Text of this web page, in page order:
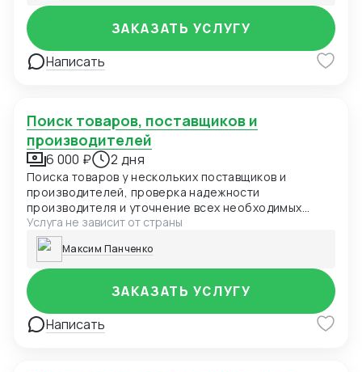
Написать
ЗАКАЗАТЬ УСЛУГУ
Поиск товаров, поставщиков и
производителей
6 000 ₽ 2 дня
Поиска товаров у нескольких поставщиков и
производителей, проверка надежности
производителя и уточнение всех необходимых
деталей.
Услуга не зависит от страны
Максим Панченко
Написать
ЗАКАЗАТЬ УСЛУГУ